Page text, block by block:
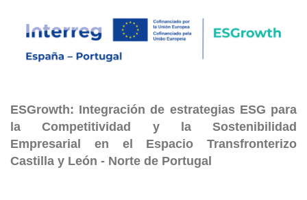
ESGrowth: Integración de estrategias ESG para
la Competitividad y la Sostenibilidad
Empresarial en el Espacio Transfronterizo
Castilla y León - Norte de Portugal